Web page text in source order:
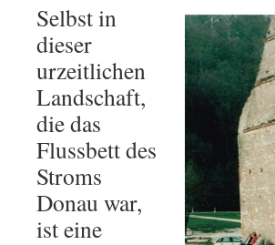
Selbst in
dieser
urzeitlichen
Landschaft,
die das
Flussbett des
Stroms
Donau war,
ist eine